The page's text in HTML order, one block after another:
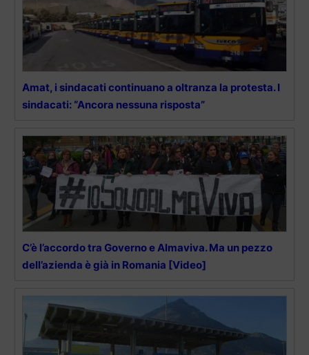
Amat, i sindacati continuano a oltranza la protesta. I
sindacati: “Ancora nessuna risposta”
C’è l’accordo tra Governo e Almaviva. Ma un pezzo
dell’azienda è già in Romania [Video]